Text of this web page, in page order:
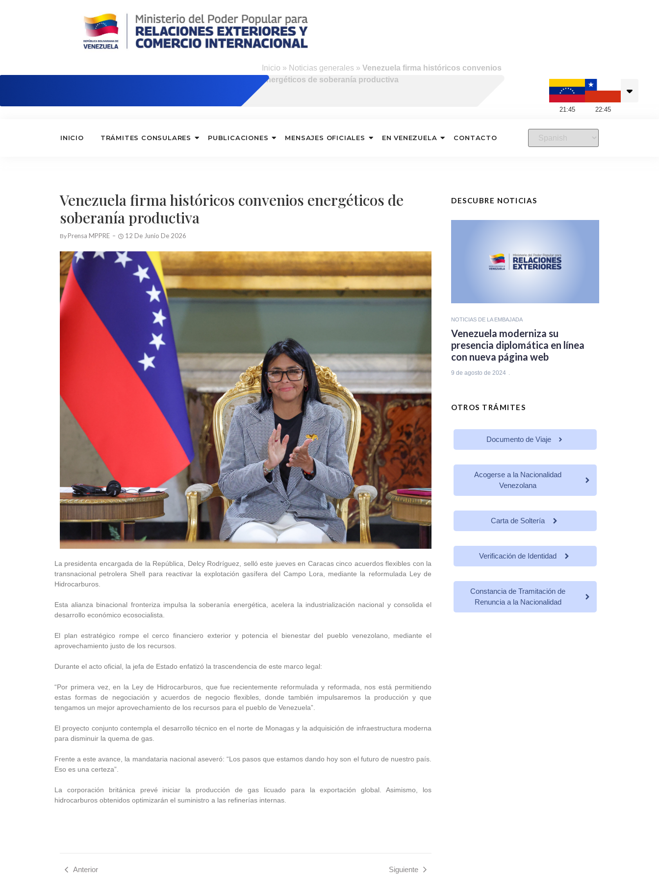
Inicio » Noticias generales »Venezuela firma históricos convenios
energéticos de soberanía productiva
21 :45 22:45
INICIO TRÁMITES CONSULARES PUBLICACIONES MENSAJES OFICIALES EN VENEZUELA CONTACTO
Venezuela firma históricos convenios energéticos de
soberanía productiva
By Prensa MPPRE 12 De Junio De 2026
La presidenta encargada de la República, Delcy Rodríguez, selló este jueves en Caracas cinco acuerdos flexibles con la
transnacional petrolera Shell para reactivar la explotación gasífera del Campo Lora, mediante la reformulada Ley de
Hidrocarburos.
Esta alianza binacional fronteriza impulsa la soberanía energética, acelera la industrialización nacional y consolida el
desarrollo económico ecosocialista.
El plan estratégico rompe el cerco financiero exterior y potencia el bienestar del pueblo venezolano, mediante el
aprovechamiento justo de los recursos.
Durante el acto oficial, la jefa de Estado enfatizó la trascendencia de este marco legal:
“Por primera vez, en la Ley de Hidrocarburos, que fue recientemente reformulada y reformada, nos está permitiendo
estas formas de negociación y acuerdos de negocio flexibles, donde también impulsaremos la producción y que
tengamos un mejor aprovechamiento de los recursos para el pueblo de Venezuela”.
El proyecto conjunto contempla el desarrollo técnico en el norte de Monagas y la adquisición de infraestructura moderna
para disminuir la quema de gas.
Frente a este avance, la mandataria nacional aseveró: “Los pasos que estamos dando hoy son el futuro de nuestro país.
Eso es una certeza”.
La corporación británica prevé iniciar la producción de gas licuado para la exportación global. Asimismo, los
hidrocarburos obtenidos optimizarán el suministro a las refinerías internas.
Anterior Siguiente
DESCUBRE NOTICIAS
NOTICIAS DE LA EMBAJADA
Venezuela moderniza su
presencia diplomática en línea
con nueva página web
9 de agosto de 2024
OTROS TRÁMITES
Documento de Viaje
Acogerse a la Nacionalidad
Venezolana
Carta de Soltería
Verificación de Identidad
Constancia de Tramitación de
Renuncia a la Nacionalidad